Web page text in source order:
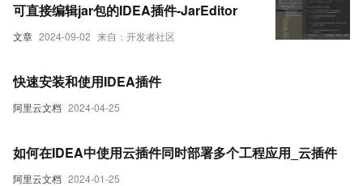
文章 2024-09-02 来自：开发者社区
可直接编辑jar包的IDEA插件-JarEditor
阿里云文档 2024-04-25
快速安装和使用IDEA插件
阿里云文档 2024-01-25
如何在IDEA中使用云插件同时部署多个工程应用_云插件